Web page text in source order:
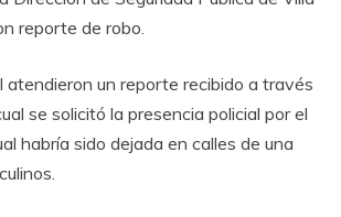
reporte de robo.
atendieron un reporte recibido a través
se solicitó la presencia policial por el
habría sido dejada en calles de una